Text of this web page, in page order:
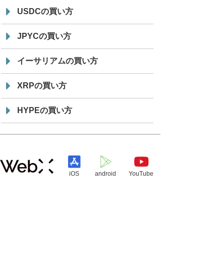
USDCの買い方
JPYCの買い方
イーサリアムの買い方
XRPの買い方
HYPEの買い方
iOS android YouTube